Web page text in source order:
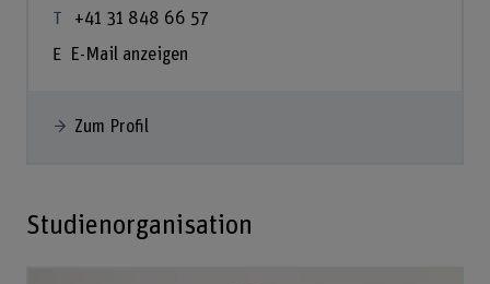
+41 31 848 66 57
E-Mail anzeigen
Zum Profil
Studienorganisation